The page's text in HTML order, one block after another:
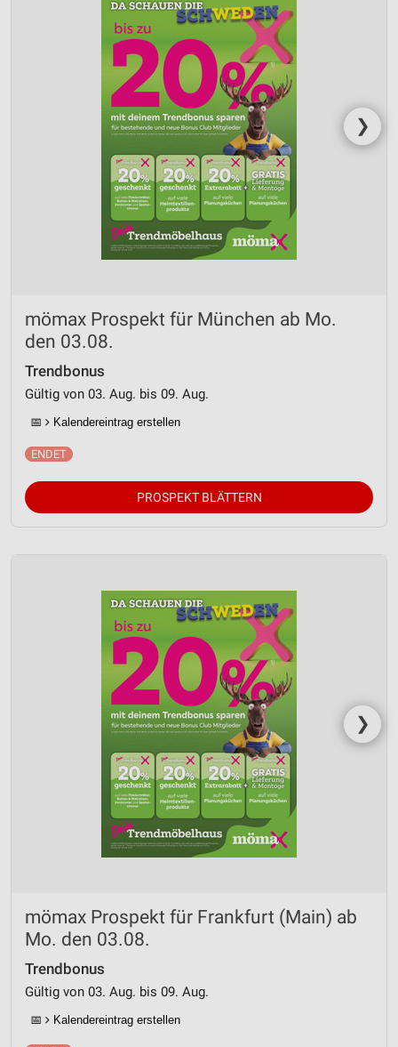
❯
mömax Prospekt für München ab Mo.
den 03.08.
Trendbonus
Gültig von 03. Aug. bis 09. Aug.
📅 Kalendereintrag erstellen
PROSPEKT BLÄTTERN
❯
mömax Prospekt für Frankfurt (Main) ab
Mo. den 03.08.
Trendbonus
Gültig von 03. Aug. bis 09. Aug.
📅 Kalendereintrag erstellen